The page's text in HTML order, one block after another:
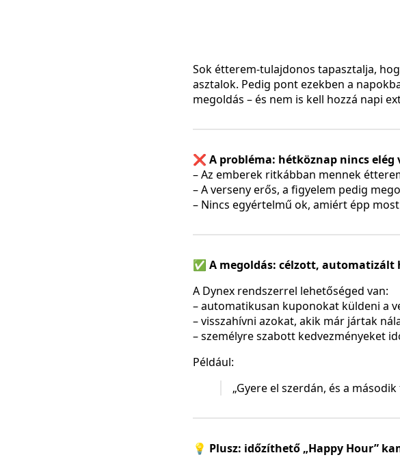
Sok étterem-tulajdonos tapasztalja,
asztalok. Pedig pont ezekben a
megoldás – és nem is kell hozzá napi
❌ A probléma: hétköznap nincs elég
– Az emberek ritkábban mennek
– A verseny erős, a figyelem pedig
– Nincs egyértelmű ok, amiért épp
✅ A megoldás: célzott,
A Dynex rendszerrel lehetőséged van:
– automatikusan kuponokat küldeni a
– visszahívni azokat, akik már jártak
– személyre szabott kedvezményeket
Például:
„Gyere el szerdán, és a
💡 Plusz: időzíthető „Happy Hour”